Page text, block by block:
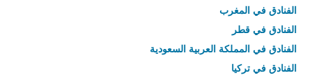
الفنادق في المغرب
الفنادق في قطر
الفنادق في المملكة العربية السعودية
الفنادق في تركيا